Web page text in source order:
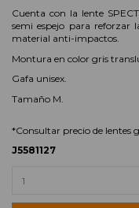
Cuenta con la lente
semi espejo para reforzar
material anti-impactos.
Montura en color gris
Gafa unisex.
Tamaño M.
*Consultar precio de lentes
J5581127